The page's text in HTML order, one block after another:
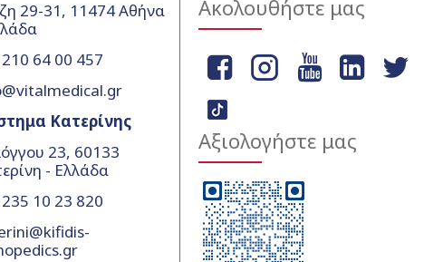
29-31, 11474 Αθήνα
64 00 457
Κατερίνης
23, 60133
- Ελλάδα
10 23 820
Ακολουθήστε μας
Αξιολογήστε μας